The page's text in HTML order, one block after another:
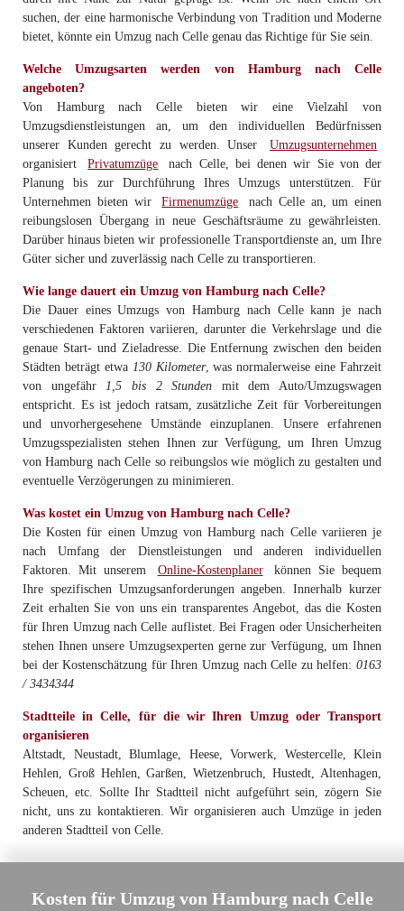
suchen, der eine harmonische Verbindung von Tradition und Moderne
bietet, könnte ein Umzug nach Celle genau das Richtige für Sie sein.
Welche Umzugsarten werden von Hamburg nach Celle
angeboten?
Von Hamburg nach Celle bieten wir eine Vielzahl von
Umzugsdienstleistungen an, um den individuellen Bedürfnissen
unserer Kunden gerecht zu werden. Unser
Umzugsunternehmen
organisiert
Privatumzüge
nach Celle, bei denen wir Sie von der
Planung bis zur Durchführung Ihres Umzugs unterstützen. Für
Unternehmen bieten wir
Firmenumzüge
nach Celle an, um einen
reibungslosen Übergang in neue Geschäftsräume zu gewährleisten.
Darüber hinaus bieten wir professionelle Transportdienste an, um Ihre
Güter sicher und zuverlässig nach Celle zu transportieren.
Wie lange dauert ein Umzug von Hamburg nach Celle?
Die Dauer eines Umzugs von Hamburg nach Celle kann je nach
verschiedenen Faktoren variieren, darunter die Verkehrslage und die
genaue Start- und Zieladresse. Die Entfernung zwischen den beiden
Städten beträgt etwa 130 Kilometer, was normalerweise eine Fahrzeit
von ungefähr
1,5 bis 2 Stunden mit dem Auto/Umzugswagen
entspricht. Es ist jedoch ratsam, zusätzliche Zeit für Vorbereitungen
und unvorhergesehene Umstände einzuplanen. Unsere erfahrenen
Umzugsspezialisten stehen Ihnen zur Verfügung, um Ihren Umzug
von Hamburg nach Celle so reibungslos wie möglich zu gestalten und
eventuelle Verzögerungen zu minimieren.
Was kostet ein Umzug von Hamburg nach Celle?
Die Kosten für einen Umzug von Hamburg nach Celle variieren je
nach Umfang der Dienstleistungen und anderen individuellen
Faktoren. Mit unserem
Online-Kostenplaner
können Sie bequem
Ihre spezifischen Umzugsanforderungen angeben. Innerhalb kurzer
Zeit erhalten Sie von uns ein transparentes Angebot, das die Kosten
für Ihren Umzug nach Celle auflistet. Bei Fragen oder Unsicherheiten
stehen Ihnen unsere Umzugsexperten gerne zur Verfügung, um Ihnen
bei der Kostenschätzung für Ihren Umzug nach Celle zu helfen: 0163
/ 3434344
Stadtteile in Celle, für die wir Ihren Umzug oder Transport
organisieren
Altstadt, Neustadt, Blumlage, Heese, Vorwerk, Westercelle, Klein
Hehlen, Groß Hehlen, Garßen, Wietzenbruch, Hustedt, Altenhagen,
Scheuen, etc. Sollte Ihr Stadtteil nicht aufgeführt sein, zögern Sie
nicht, uns zu kontaktieren. Wir organisieren auch Umzüge in jeden
anderen Stadtteil von Celle.
Kosten für Umzug von Hamburg nach Celle